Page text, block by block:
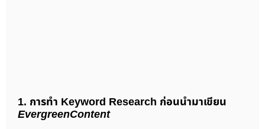
1. การทำ Keyword Research ก่อนนำมาเขียน
EvergreenContent